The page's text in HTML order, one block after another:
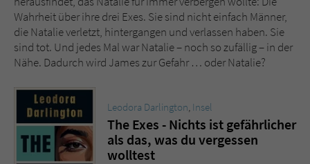
Wahrheit über ihre drei Exes. Sie sind nicht einfach Männer,
die Natalie verletzt, hintergangen und verlassen haben. Sie
sind tot. Und jedes Mal war Natalie – noch so zufällig – in der
Nähe. Dadurch wird James zur Gefahr … oder Natalie?
Leodora Darlington, Insel
The Exes - Nichts ist gefährlicher
als das, was du vergessen
wolltest
Sicherheitscode des Kontaktformulars zu
überprüfen.